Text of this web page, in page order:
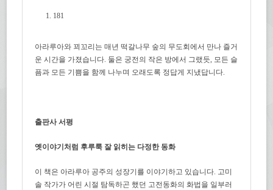
181
아라루아와 꾀꼬리는 매년 떡갈나무 숲의 무도회에서 만나 즐거
운 시간을 가졌습니다. 둘은 궁전의 작은 방에서 그랬듯, 모든 슬
픔과 모든 기쁨을 함께 나누며 오래도록 정답게 지냈답니다.
출판사 서평
옛이야기처럼 후루룩 잘 읽히는 다정한 동화
이 책은 아라루아 공주의 성장기를 이야기하고 있습니다. 고미
솔 작가가 어린 시절 탐독하곤 했던 고전동화의 화법을 일부러